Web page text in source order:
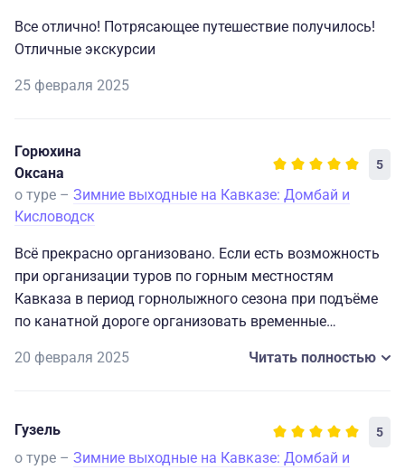
Все отлично! Потрясающее путешествие получилось!
Отличные экскурсии
25 февраля 2025
Горюхина
Оксана
5
о туре – Зимние выходные на Кавказе: Домбай и
Кисловодск
Всё прекрасно организовано. Если есть возможность
при организации туров по горным местностям
Кавказа в период горнолыжного сезона при подъёме
по канатной дороге организовать временные
Чтобы не получалось,что в приоритете горнолыжники
возможностей, долгое время остаются в конце
очереди, позади спортивных молодых людей
20 февраля 2025 Читать полностью
Гузель 5
о туре – Зимние выходные на Кавказе: Домбай и